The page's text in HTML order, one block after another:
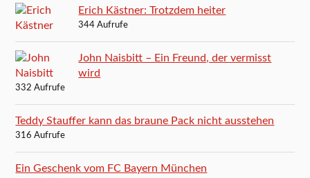
Erich Kästner: Trotzdem heiter
344 Aufrufe
John Naisbitt – Ein Freund, der vermisst
wird
332 Aufrufe
Teddy Stauffer kann das braune Pack nicht ausstehen
316 Aufrufe
Ein Geschenk vom FC Bayern München